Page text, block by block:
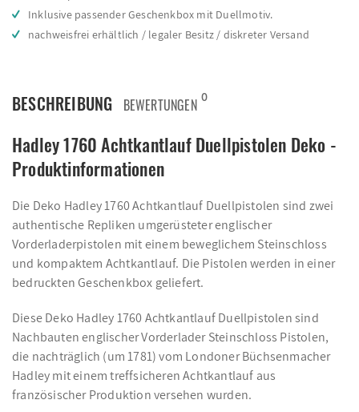
Inklusive passender Geschenkbox mit Duellmotiv.
nachweisfrei erhältlich / legaler Besitz / diskreter Versand
BESCHREIBUNG BEWERTUNGEN 0
Hadley 1760 Achtkantlauf Duellpistolen Deko -
Produktinformationen
Die Deko Hadley 1760 Achtkantlauf Duellpistolen sind zwei
authentische Repliken umgerüsteter englischer
Vorderladerpistolen mit einem beweglichem Steinschloss
und kompaktem Achtkantlauf. Die Pistolen werden in einer
bedruckten Geschenkbox geliefert.
Diese Deko Hadley 1760 Achtkantlauf Duellpistolen sind
Nachbauten englischer Vorderlader Steinschloss Pistolen,
die nachträglich (um 1781) vom Londoner Büchsenmacher
Hadley mit einem treffsicheren Achtkantlauf aus
französischer Produktion versehen wurden.